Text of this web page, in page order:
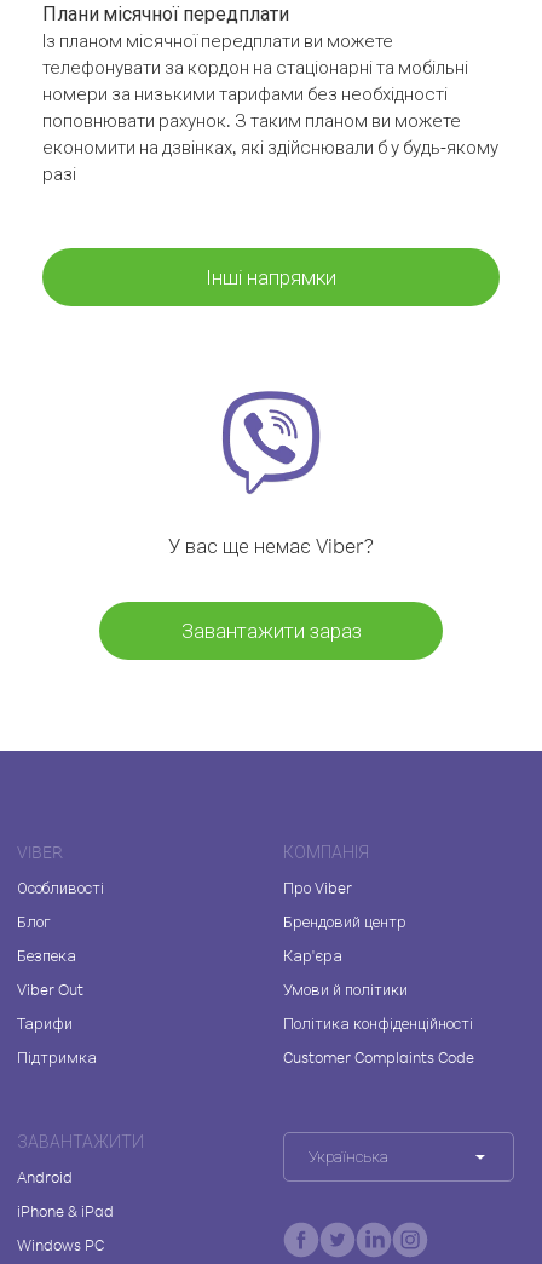
Плани місячної передплати
Із планом місячної передплати ви можете
телефонувати за кордон на стаціонарні та мобільні
номери за низькими тарифами без необхідності
поповнювати рахунок. З таким планом ви можете
економити на дзвінках, які здійснювали б у будь-якому
разі
Інші напрямки
У вас ще немає Viber?
Завантажити зараз
VIBER
Особливості
Блог
Безпека
Viber Out
Тарифи
Підтримка
КОМПАНІЯ
Про Viber
Брендовий центр
Кар'єра
Умови й політики
Політика конфіденційності
Customer Complaints Code
ЗАВАНТАЖИТИ
Android
iPhone & iPad
Windows PC
Українська